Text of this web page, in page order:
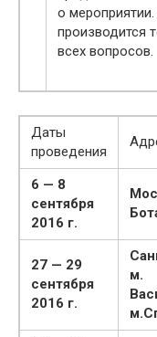
о
производится
всех вопросов.
Даты
проведения
6 — 8
сентября
2016 г.
27 — 29
сентября
2016 г.
м.